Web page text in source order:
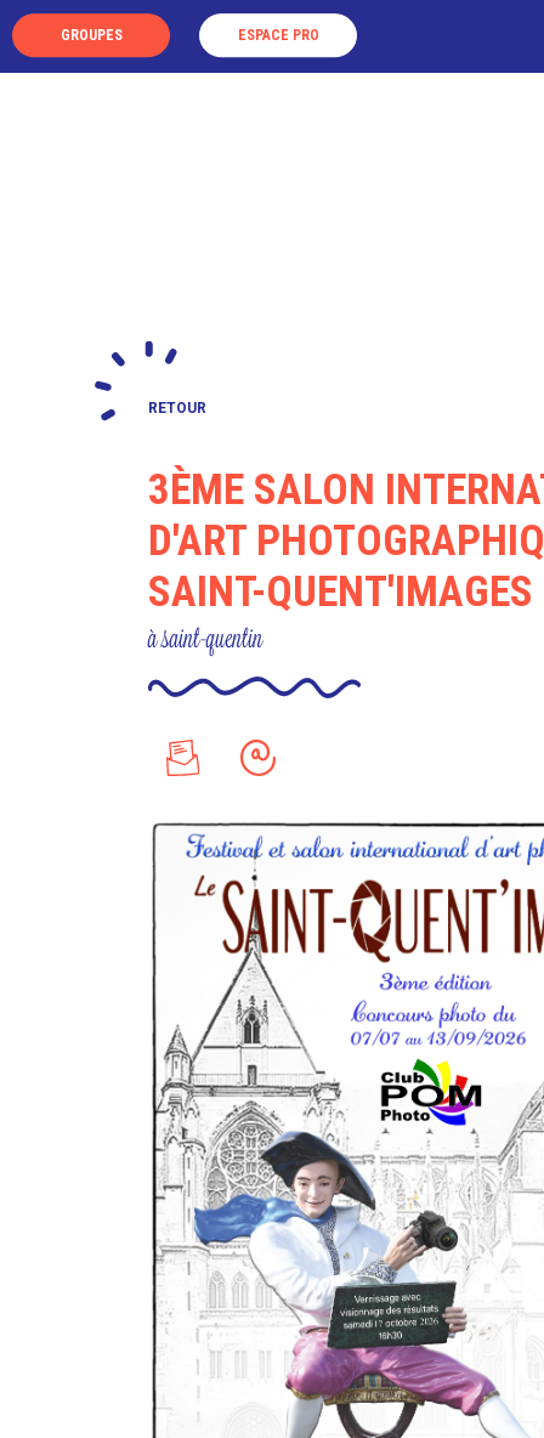
GROUPES ESPACE PRO
LA DESTINATION
RETOUR
3ÈME SALON
D'ART
SAINT-QUENT'IMAGES
à saint-quentin
Panneau de gestion des cookies